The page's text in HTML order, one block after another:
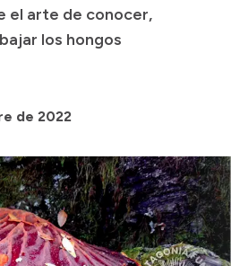
el arte de conocer,
los hongos
de 2022